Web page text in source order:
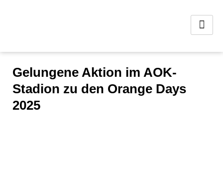
Gelungene Aktion im AOK-
Stadion zu den Orange Days
2025